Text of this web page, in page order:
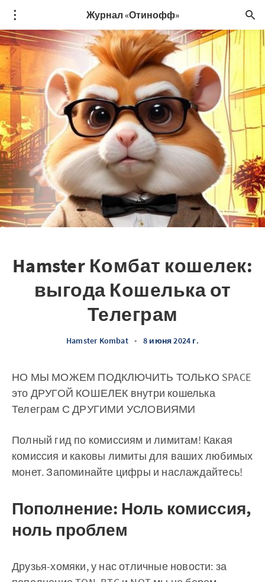
Журнал «Отинофф»
Hamster Комбат кошелек:
выгода Кошелька от
Телеграм
Hamster Kombat • 8 июня 2024 г.
НО МЫ МОЖЕМ ПОДКЛЮЧИТЬ ТОЛЬКО SPACE
это ДРУГОЙ КОШЕЛЕК внутри кошелька
Телеграм С ДРУГИМИ УСЛОВИЯМИ
Полный гид по комиссиям и лимитам! Какая
комиссия и каковы лимиты для ваших любимых
монет. Запоминайте цифры и наслаждайтесь!
Пополнение: Ноль комиссия,
ноль проблем
Друзья-хомяки, у нас отличные новости: за